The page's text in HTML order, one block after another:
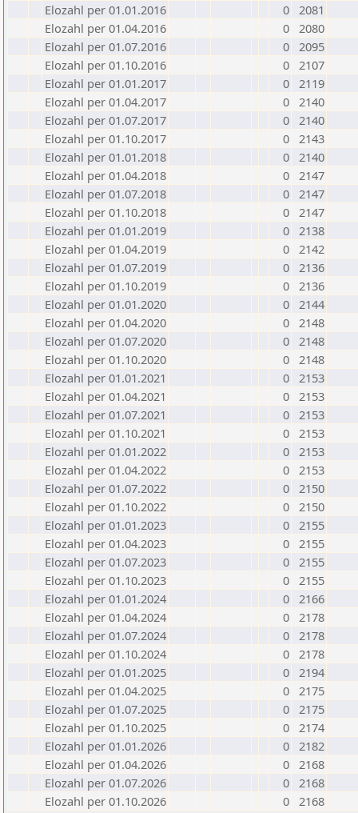
Elozahl per 01.01.2016
0 2081
Elozahl per 01.04.2016
0 2080
Elozahl per 01.07.2016
0 2095
Elozahl per 01.10.2016
0 2107
Elozahl per 01.01.2017
0 2119
Elozahl per 01.04.2017
0 2140
Elozahl per 01.07.2017
0 2140
Elozahl per 01.10.2017
0 2143
Elozahl per 01.01.2018
0 2140
Elozahl per 01.04.2018
0 2147
Elozahl per 01.07.2018
0 2147
Elozahl per 01.10.2018
0 2147
Elozahl per 01.01.2019
0 2138
Elozahl per 01.04.2019
0 2142
Elozahl per 01.07.2019
0 2136
Elozahl per 01.10.2019
0 2136
Elozahl per 01.01.2020
0 2144
Elozahl per 01.04.2020
0 2148
Elozahl per 01.07.2020
0 2148
Elozahl per 01.10.2020
0 2148
Elozahl per 01.01.2021
0 2153
Elozahl per 01.04.2021
0 2153
Elozahl per 01.07.2021
0 2153
Elozahl per 01.10.2021
0 2153
Elozahl per 01.01.2022
0 2153
Elozahl per 01.04.2022
0 2153
Elozahl per 01.07.2022
0 2150
Elozahl per 01.10.2022
0 2150
Elozahl per 01.01.2023
0 2155
Elozahl per 01.04.2023
0 2155
Elozahl per 01.07.2023
0 2155
Elozahl per 01.10.2023
0 2155
Elozahl per 01.01.2024
0 2166
Elozahl per 01.04.2024
0 2178
Elozahl per 01.07.2024
0 2178
Elozahl per 01.10.2024
0 2178
Elozahl per 01.01.2025
0 2194
Elozahl per 01.04.2025
0 2175
Elozahl per 01.07.2025
0 2175
Elozahl per 01.10.2025
0 2174
Elozahl per 01.01.2026
0 2182
Elozahl per 01.04.2026
0 2168
Elozahl per 01.07.2026
0 2168
Elozahl per 01.10.2026
0 2168